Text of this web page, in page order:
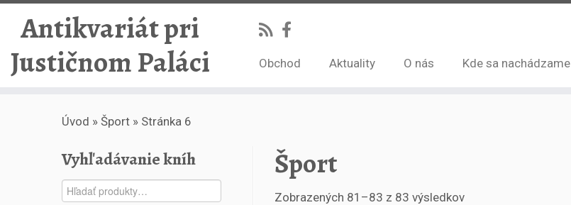
Antikvariát pri
Justičnom Paláci
Obchod Aktuality O nás Kde sa nachádzame
Úvod » Šport » Stránka 6
Vyhľadávanie kníh
Hľadať:
Šport
Zobrazených 81–83 z 83 výsledkov